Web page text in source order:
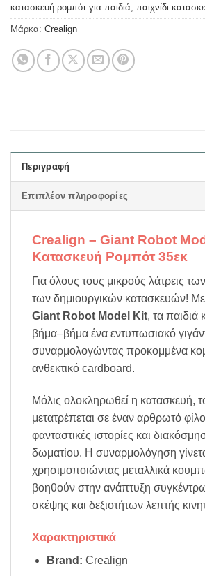
κατασκευή ρομπότ για παιδιά, παιχνίδι
Μάρκα: Crealign
Περιγραφή
Επιπλέον πληροφορίες
Crealign – Giant Robot
Κατασκευή Ρομπότ 35εκ
Για όλους τους μικρούς λάτρεις
των δημιουργικών κατασκευών!
Giant Robot Model Kit, τα παιδιά
βήμα–βήμα ένα εντυπωσιακό
συναρμολογώντας προκομμένα
ανθεκτικό cardboard.
Μόλις ολοκληρωθεί η κατασκευή,
μετατρέπεται σε έναν αρθρωτό φίλο
φανταστικές ιστορίες και
δωματίου. Η συναρμολόγηση
χρησιμοποιώντας μεταλλικά
βοηθούν στην ανάπτυξη
σκέψης και δεξιοτήτων λεπτής
Χαρακτηριστικά
Brand: Crealign